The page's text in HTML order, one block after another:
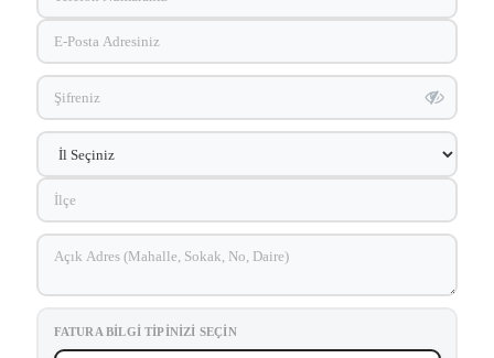
FATURA BILGI TIPINIZI SEÇIN